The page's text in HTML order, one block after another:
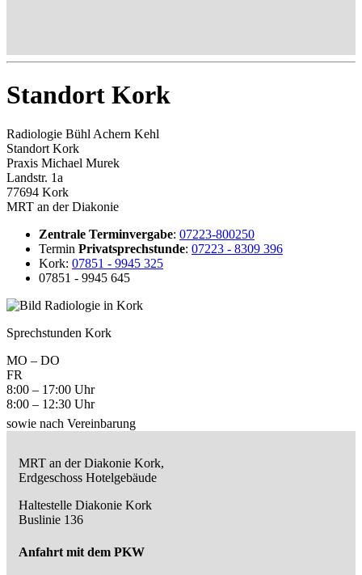
Standort Kork
Radiologie Bühl Achern Kehl
Standort Kork
Praxis Michael Murek
Landstr. 1a
77694 Kork
MRT an der Diakonie
Zentrale Terminvergabe: 07223-800250
Termin Privatsprech­stunde: 07223 - 8309 396
Kork: 07851 - 9945 325
07851 - 9945 645
Sprechstunden Kork
MO – DO
FR
8:00 – 17:00 Uhr
8:00 – 12:30 Uhr
sowie nach Vereinbarung
MRT an der Diakonie Kork,
Erdgeschoss Hotelgebäude
Haltestelle Diakonie Kork
Buslinie 136
Anfahrt mit dem PKW